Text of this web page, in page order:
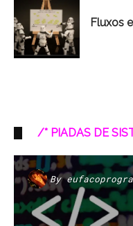
Fluxos
/* PIADAS DE
By